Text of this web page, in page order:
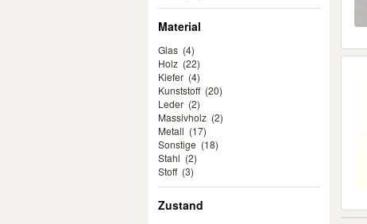
Material
Glas (4)
Holz (22)
Kiefer (4)
Kunststoff (20)
Leder (2)
Massivholz (2)
Metall (17)
Sonstige (18)
Stahl (2)
Stoff (3)
Zustand